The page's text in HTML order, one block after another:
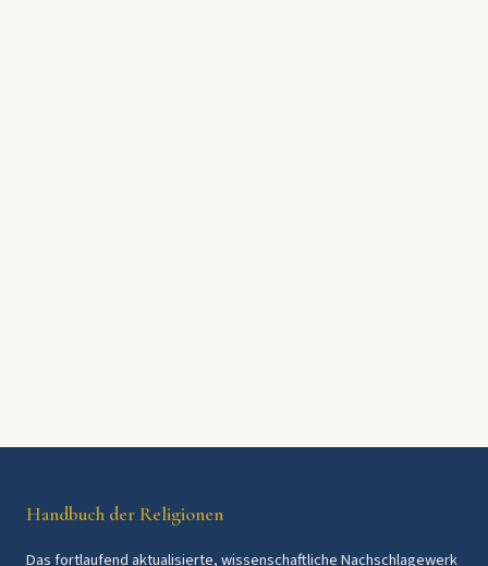
Handbuch der Religionen
Das fortlaufend aktualisierte, wissenschaftliche Nachschlagewerk